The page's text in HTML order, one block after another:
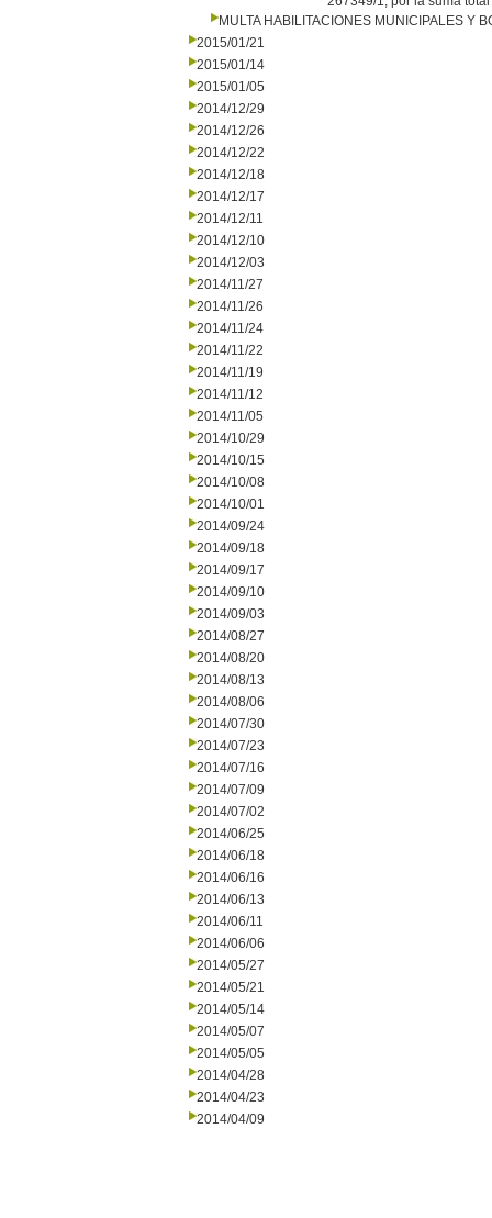
MULTA HABILITACIONES MUNICIPALES Y
2015/01/21
2015/01/14
2015/01/05
2014/12/29
2014/12/26
2014/12/22
2014/12/18
2014/12/17
2014/12/11
2014/12/10
2014/12/03
2014/11/27
2014/11/26
2014/11/24
2014/11/22
2014/11/19
2014/11/12
2014/11/05
2014/10/29
2014/10/15
2014/10/08
2014/10/01
2014/09/24
2014/09/18
2014/09/17
2014/09/10
2014/09/03
2014/08/27
2014/08/20
2014/08/13
2014/08/06
2014/07/30
2014/07/23
2014/07/16
2014/07/09
2014/07/02
2014/06/25
2014/06/18
2014/06/16
2014/06/13
2014/06/11
2014/06/06
2014/05/27
2014/05/21
2014/05/14
2014/05/07
2014/05/05
2014/04/28
2014/04/23
2014/04/09